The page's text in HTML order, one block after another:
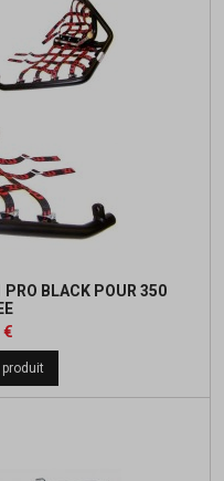
PRO BLACK POUR 350
Prix
de
base